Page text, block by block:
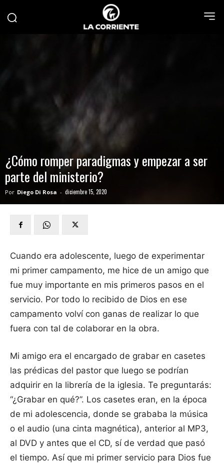
¿Cómo romper paradigmas y empezar a ser
parte del ministerio?
Por Diego Di Rosa - diciembre 15, 2020
Cuando era adolescente, luego de experimentar
mi primer campamento, me hice de un amigo que
fue muy importante en mis primeros pasos en el
servicio. Por todo lo recibido de Dios en ese
campamento volví con ganas de realizar lo que
fuera con tal de colaborar en la obra.
Mi amigo era el encargado de grabar en casetes
las prédicas del pastor que luego se podrían
adquirir en la librería de la iglesia. Te preguntarás:
“¿Grabar en qué?”. Los casetes eran, en la época
de mi adolescencia, donde se grababa la música
o el audio (una cinta magnética), anterior al MP3,
al DVD y antes que el CD, sí de verdad que pasó
el tiempo. Así que mi primer servicio para Dios fue